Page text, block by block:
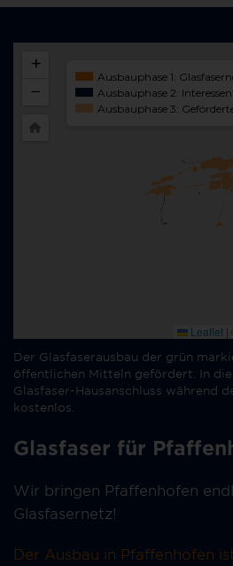
Der Glasfaserausbau der grün
öffentlichen Mitteln gefördert. In
Glasfaser-Hausanschluss während
kostenlos.
Glasfaser für
Wir bringen Pfaffenhofen
Glasfasernetz!
Der Ausbau in Pfaffenhofen